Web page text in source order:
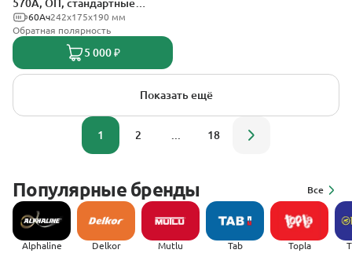
570А, ОП, стандартные
клеммы242х175х190 мм
60Ач
Обратная полярность
5 000 ₽
Показать ещё
1 2 18
Популярные бренды Все
Alphaline Delkor Mutlu Tab Topla